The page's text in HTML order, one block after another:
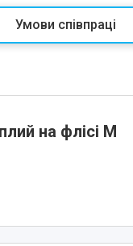
Умови співпраці
на флісі M